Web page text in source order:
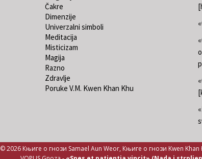
Čakre
Dimenzije
Univerzalni simboli
Meditacija
Misticizam
Magija
Razno
Zdravlje
Poruke V.M. Kwen Khan Khu
© 2026 Књиге о гнози Samael Aun Weor, Књиге о гнози Kwen Khan